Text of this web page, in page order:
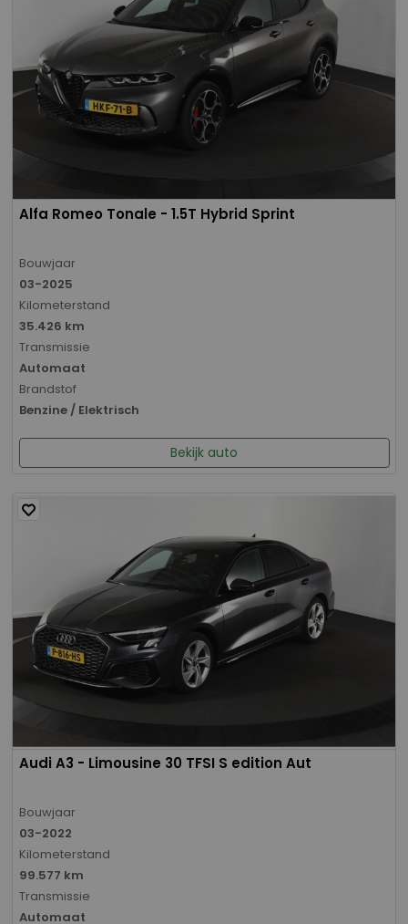
Alfa Romeo Tonale - 1.5T Hybrid Sprint
Bouwjaar
03-2025
Kilometerstand
35.426 km
Transmissie
Automaat
Brandstof
Benzine / Elektrisch
Bekijk auto
Audi A3 - Limousine 30 TFSI S edition Aut
Bouwjaar
03-2022
Kilometerstand
99.577 km
Transmissie
Automaat